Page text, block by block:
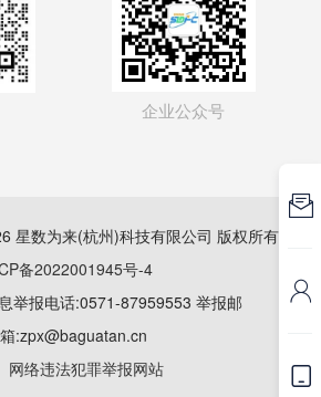
企业公众号
星数为来(杭州)科技有限公司 版权所有
备2022001945号-4
举报电话:0571-87959553 举报邮
箱:zpx@baguatan.cn
网络违法犯罪举报网站


